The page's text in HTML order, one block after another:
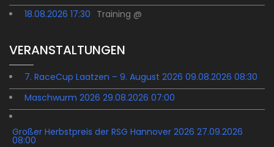
18.08.2026 17:30 Training @
VERANSTALTUNGEN
7. RaceCup Laatzen – 9. August 2026 09.08.2026 08:30
Maschwurm 2026 29.08.2026 07:00
Großer Herbstpreis der RSG Hannover 2026 27.09.2026
08:00